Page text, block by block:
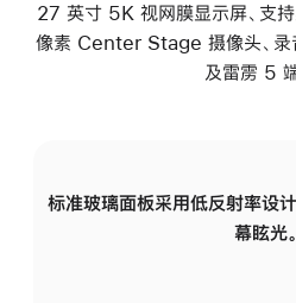
27 英寸 5K 视网膜显示屏、支
像素 Center Stage 摄像头、录
及雷雳 5 端
标准玻璃面板采用低反射率设
幕眩光。